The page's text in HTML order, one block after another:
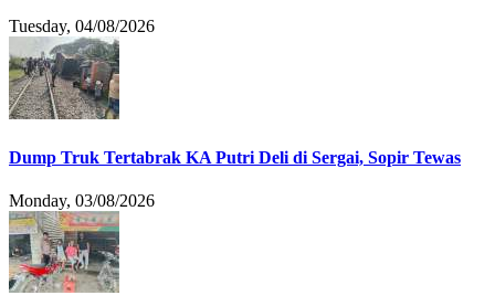
Tuesday, 04/08/2026
Dump Truk Tertabrak KA Putri Deli di Sergai, Sopir Tewas
Monday, 03/08/2026